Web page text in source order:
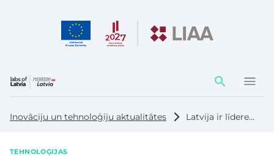
Darbības
elementi
Inovāciju un tehnoloģiju aktualitātes Latvija ir līdere digitālo risinājumu un pieejamas tiesu sistēmas nodrošināšanā
TEHNOLOĢIJAS